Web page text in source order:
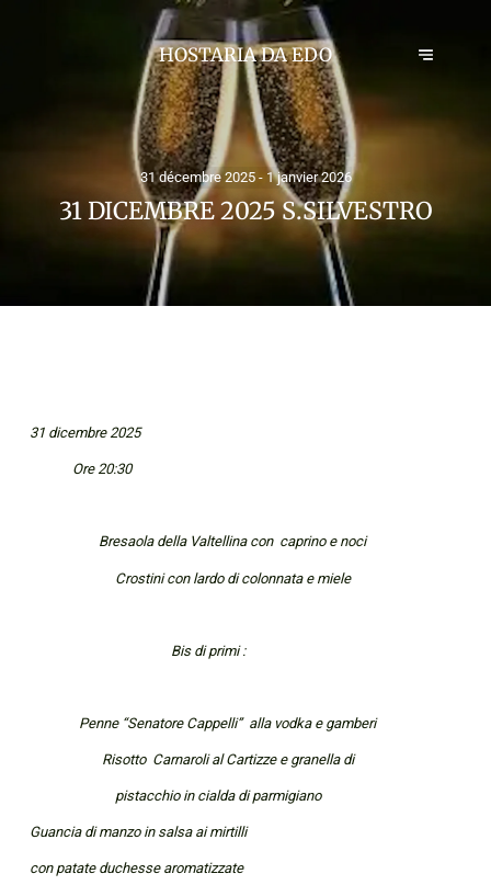
HOSTARIA DA EDO
31 décembre 2025 - 1 janvier 2026
31 DICEMBRE 2025 S.SILVESTRO
31 dicembre 2025
Ore 20:30
Bresaola della Valtellina con caprino e noci
Crostini con lardo di colonnata e miele
Bis di primi :
Penne “Senatore Cappelli” alla vodka e gamberi
Risotto Carnaroli al Cartizze e granella di
pistacchio in cialda di parmigiano
Guancia di manzo in salsa ai mirtilli
con patate duchesse aromatizzate